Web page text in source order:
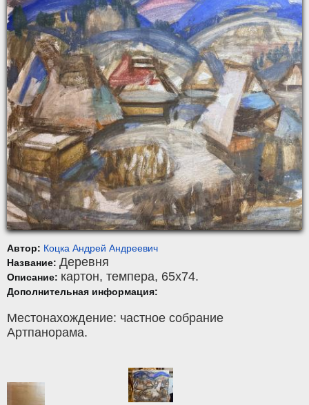
Автор: Коцка Андрей Андреевич
Название: Деревня
Описание: картон, темпера, 65x74.
Дополнительная информация:
Местонахождение: частное собрание
Артпанорама.